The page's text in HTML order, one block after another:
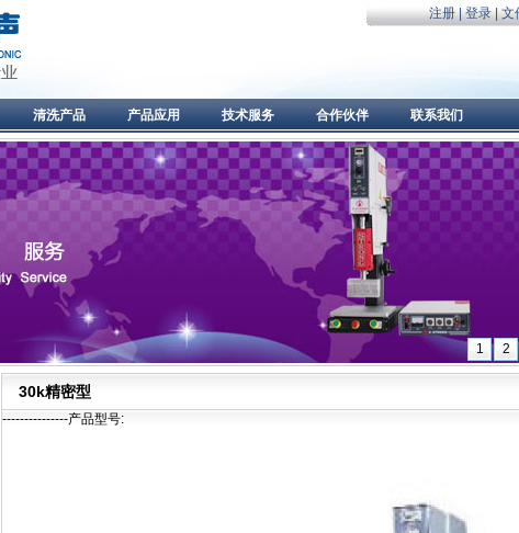
注册|登录|文
清洗产品 产品应用 技术服务 合作伙伴 联系我们
1 2
30k精密型
---------------产品型号: